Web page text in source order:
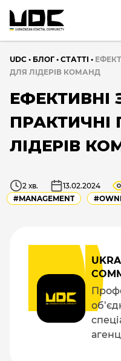
UDC • БЛОГ • CТАТТІ •
ДЛЯ ЛІДЕРІВ КОМАНД
ЕФЕКТИВНІ
ЛІДЕРІВ
#MANAGEMENT
2 хв. 13.02.2024